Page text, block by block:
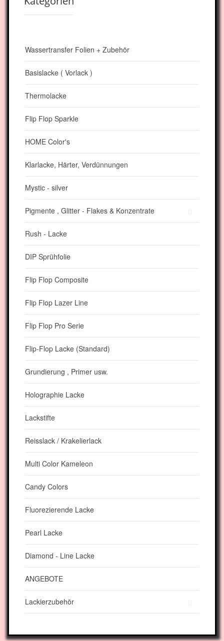
Wassertransfer Folien + Zubehör
Basislacke ( Vorlack )
Thermolacke
Flip Flop Sparkle
HOME Color's
Klarlacke, Härter, Verdünnungen
Mystic - silver
Pigmente , Glitter - Flakes & Konzentrate
Rush - Lacke
DIP Sprühfolie
Flip Flop Composite
Flip Flop Lazer Line
Flip Flop Pro Serie
Flip-Flop Lacke (Standard)
Grundierung , Primer usw.
Holographie Lacke
Lackstifte
Reisslack / Krakelierlack
Multi Color Kameleon
Candy Colors
Fluorezierende Lacke
Pearl Lacke
Diamond - Line Lacke
ANGEBOTE
Lackierzubehör